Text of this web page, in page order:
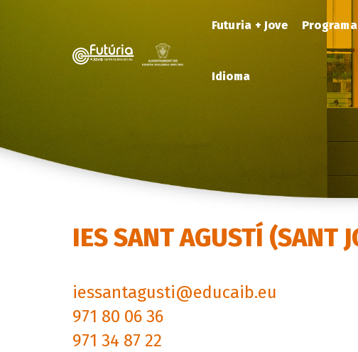
Futuria + Jove Programa
Idioma
IES SANT AGUSTÍ (SANT
iessantagusti@educaib.eu
971 80 06 36
971 34 87 22